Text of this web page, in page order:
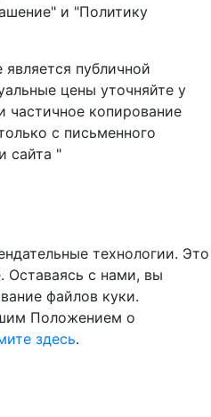
и "Политику
публичной
цены уточняйте у
копирование
с письменного
сайта "
технологии. Это
Оставаясь с нами, вы
файлов куки.
Положением о
здесь.